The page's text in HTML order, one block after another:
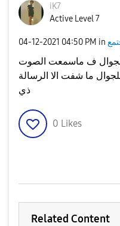
iK7
Active Level 7
‎04-12-2021 04:50 PM in
ما شفت الا الرسالة
ذي
0 Likes
Related Content